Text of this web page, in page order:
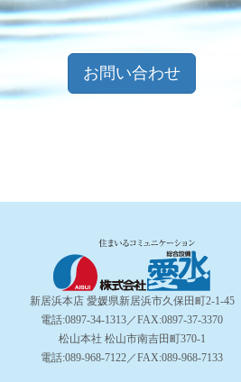
お問い合わせ
新居浜本店 愛媛県新居浜市久保田町2-1-45
電話:0897-34-1313／FAX:0897-37-3370
松山本社 松山市南吉田町370-1
電話:089-968-7122／FAX:089-968-7133